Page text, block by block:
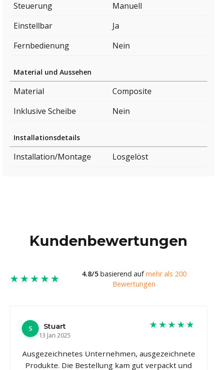
Steuerung
Manuell
Einstellbar
Ja
Fernbedienung
Nein
Material und Aussehen
Material
Composite
Inklusive Scheibe
Nein
Installationsdetails
Installation/Montage Losgelöst
Kundenbewertungen
★★★★★ 4.8/5basierend aufmehr als 200
Bewertungen
S
Stuart
13 Jan 2025
★★★★★
Ausgezeichnetes Unternehmen, ausgezeichnete
Produkte. Die Bestellung kam gut verpackt und